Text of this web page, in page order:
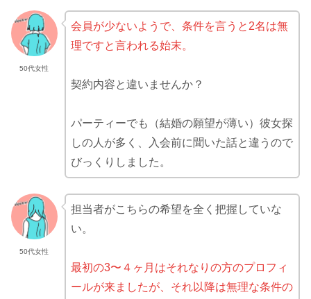
50代女性
会員が少ないようで、条件を言うと2名は無
理ですと言われる始末。
契約内容と違いませんか？
パーティーでも（結婚の願望が薄い）彼女探
しの人が多く、入会前に聞いた話と違うので
びっくりしました。
50代女性
担当者がこちらの希望を全く把握していな
い。
最初の3〜４ヶ月はそれなりの方のプロフィ
ールが来ましたが、それ以降は無理な条件の